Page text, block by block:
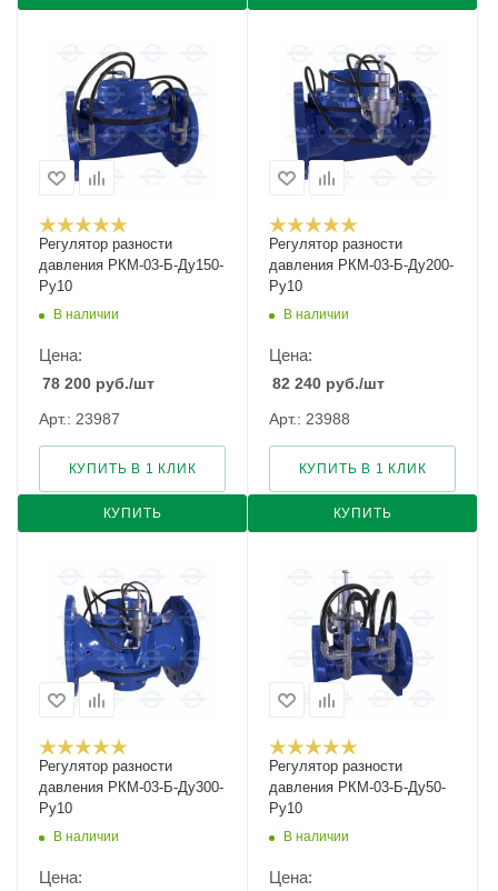
Регулятор разности
давления РКМ-03-Б-Ду150-
Ру10
В наличии
Цена:
78 200 руб./шт
Арт.: 23987
КУПИТЬ
КУПИТЬ В 1 КЛИК
Регулятор разности
давления РКМ-03-Б-Ду200-
Ру10
В наличии
Цена:
82 240 руб./шт
Арт.: 23988
КУПИТЬ
КУПИТЬ В 1 КЛИК
Регулятор разности
давления РКМ-03-Б-Ду300-
Ру10
В наличии
Цена:
Регулятор разности
давления РКМ-03-Б-Ду50-
Ру10
В наличии
Цена: